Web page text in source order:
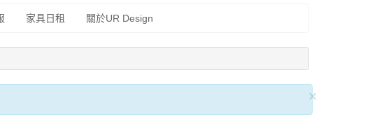
家具日租 關於UR Design
×